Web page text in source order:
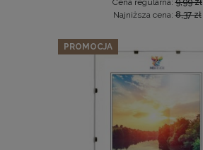
Cena regularna:9,99 zł
Najniższa cena:8,37 zł
PROMOCJA